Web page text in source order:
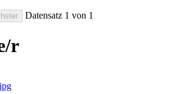
Datensatz 1 von 1
r